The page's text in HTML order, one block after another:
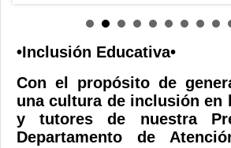
•Inclusión Educativa•
Con el propósito de
una cultura de inclusión en
y tutores de nuestra
Departamento de